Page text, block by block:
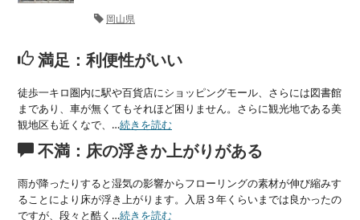
岡山県
満足：利便性がいい
徒歩一キロ圏内に駅や百貨店にショッピングモール、さらには図書館
まであり、車が無くてもそれほど困りません。さらに観光地である美
観地区も近くなで、…続きを読む
不満：床の浮きか上がりがある
雨が降ったりすると湿気の影響からフローリングの素材が伸び縮みす
ることにより床が浮き上がります。入居３年くらいまでは良かったの
ですが、段々と酷く…続きを読む